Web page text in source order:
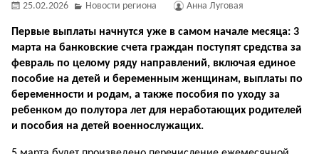
25.02.2026 Новости региона Анна Луговая
Первые выплаты начнутся уже в самом начале месяца: 3
марта на банковские счета граждан поступят средства за
февраль по целому ряду направлений, включая единое
пособие на детей и беременным женщинам, выплаты по
беременности и родам, а также пособия по уходу за
ребенком до полутора лет для неработающих родителей
и пособия на детей военнослужащих.